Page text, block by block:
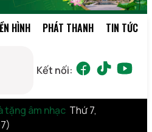
HÌNH PHÁT THANH TIN TỨC
Kết nối:
tặng âm nhạc Thứ 7,